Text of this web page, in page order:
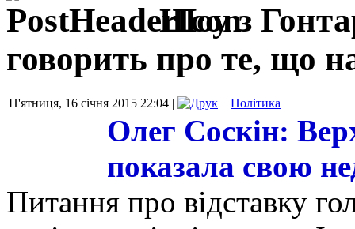
Шоу з
говорить про те, що
П'ятниця, 16 січня 2015 22:04 | Політика
Олег Соскін:
показала свою
Питання про відставку